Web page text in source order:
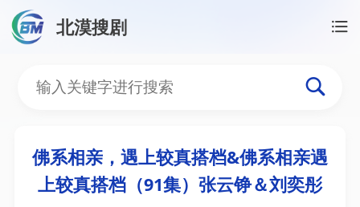
北漠搜剧
佛系相亲，遇上较真搭
佛系相亲，遇上较真搭档&佛系相亲遇
上较真搭档（91集）张云铮＆刘奕彤